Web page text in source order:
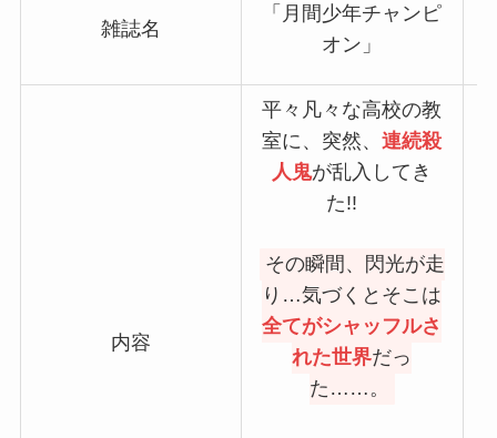
雑誌名
「月間少年チャンピ
オン」
内容
平々凡々な高校の教
室に、突然、連続殺
人鬼が乱入してき
た!!
その瞬間、閃光が走
り…気づくとそこは
全てがシャッフルさ
れた世界だっ
た……。